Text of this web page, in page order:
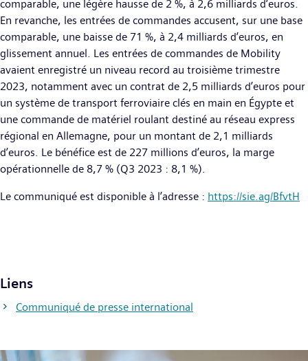
comparable, une légère hausse de 2 %, à 2,6 milliards d’euros.
En revanche, les entrées de commandes accusent, sur une base
comparable, une baisse de 71 %, à 2,4 milliards d’euros, en
glissement annuel. Les entrées de commandes de Mobility
avaient enregistré un niveau record au troisième trimestre
2023, notamment avec un contrat de 2,5 milliards d’euros pour
un système de transport ferroviaire clés en main en Égypte et
une commande de matériel roulant destiné au réseau express
régional en Allemagne, pour un montant de 2,1 milliards
d’euros. Le bénéfice est de 227 millions d’euros, la marge
opérationnelle de 8,7 % (Q3 2023 : 8,1 %).
Le communiqué est disponible à l’adresse : https://sie.ag/BfvtH
Liens
Communiqué de presse international